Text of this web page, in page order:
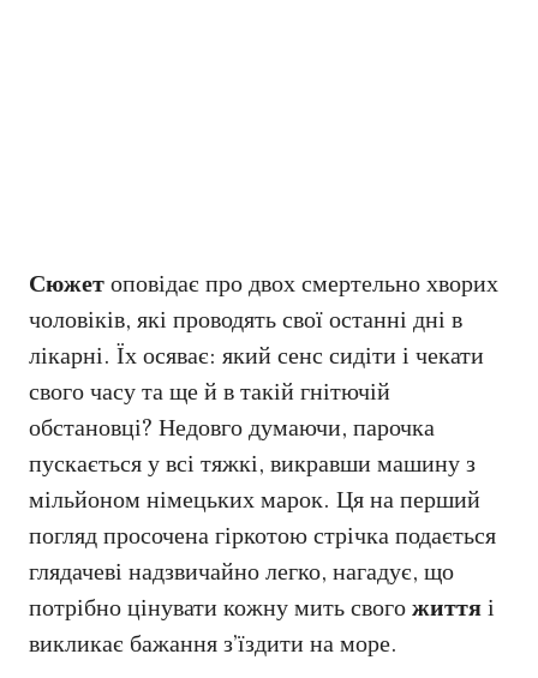
Сюжетоповідає про двох смертельно хворих
чоловіків, які проводять свої останні дні в
лікарні. Їх осяває: який сенс сидіти і чекати
свого часу та ще й в такій гнітючій
обстановці? Недовго думаючи, парочка
пускається у всі тяжкі, викравши машину з
мільйоном німецьких марок. Ця на перший
погляд просочена гіркотою стрічка подається
глядачеві надзвичайно легко, нагадує, що
потрібно цінувати кожну мить свогожиттяі
викликає бажання з’їздити на море.